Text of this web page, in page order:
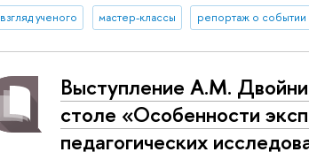
взгляд ученого мастер-классы репортаж о событии
Выступление А.М.
столе «Особенности
педагогических